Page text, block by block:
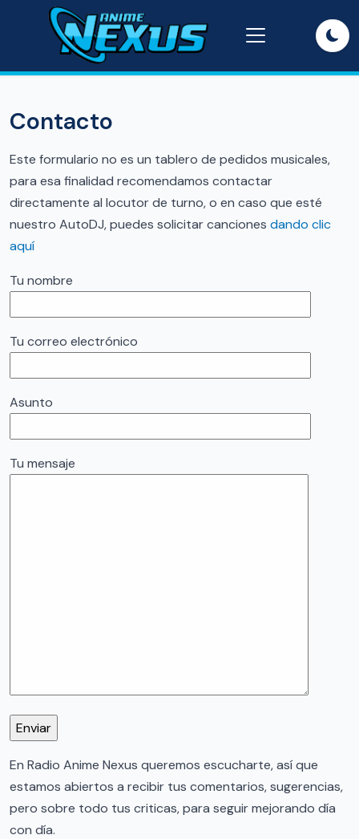
Contacto
Este formulario no es un tablero de pedidos musicales,
para esa finalidad recomendamos contactar
directamente al locutor de turno, o en caso que esté
nuestro AutoDJ, puedes solicitar canciones dando clic
aquí
Tu nombre
Tu correo electrónico
Asunto
Tu mensaje
En Radio Anime Nexus queremos escucharte, así que
estamos abiertos a recibir tus comentarios, sugerencias,
pero sobre todo tus criticas, para seguir mejorando día
con día.